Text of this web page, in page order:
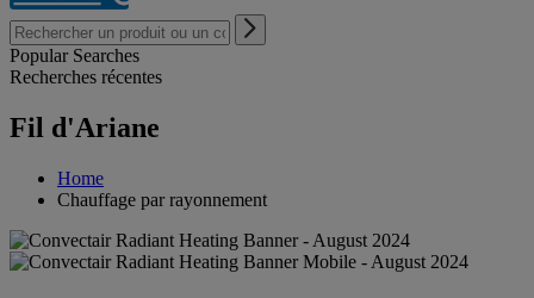
Popular Searches
Recherches récentes
Fil d'Ariane
Home
Chauffage par rayonnement